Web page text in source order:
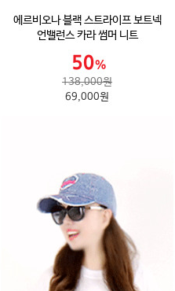
에르비오나 블랙 스트라이프 보트넥
언밸런스 카라 썸머 니트
138,000원
69,000원